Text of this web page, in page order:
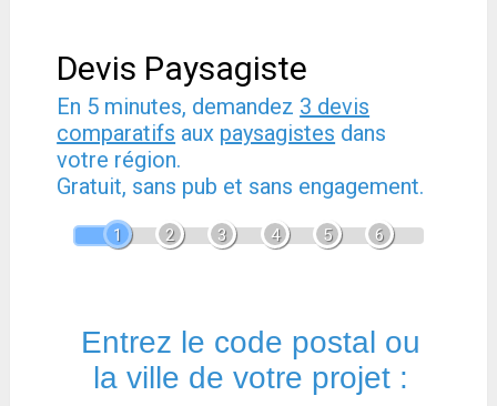
Devis Paysagiste
En 5 minutes, demandez 3 devis
comparatifs aux paysagistes dans
votre région.
Gratuit, sans pub et sans engagement.
1 2 3 4 5 6
Entrez le code postal ou
la ville de votre projet :